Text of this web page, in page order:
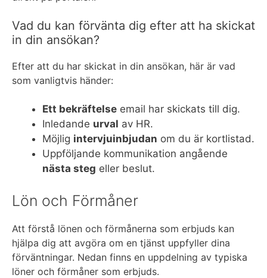
Vad du kan förvänta dig efter att ha skickat
in din ansökan?
Efter att du har skickat in din ansökan, här är vad
som vanligtvis händer:
Ett bekräftelse email har skickats till dig.
Inledande urval av HR.
Möjlig intervjuinbjudan om du är kortlistad.
Uppföljande kommunikation angående
nästa steg eller beslut.
Lön och Förmåner
Att förstå lönen och förmånerna som erbjuds kan
hjälpa dig att avgöra om en tjänst uppfyller dina
förväntningar. Nedan finns en uppdelning av typiska
löner och förmåner som erbjuds.